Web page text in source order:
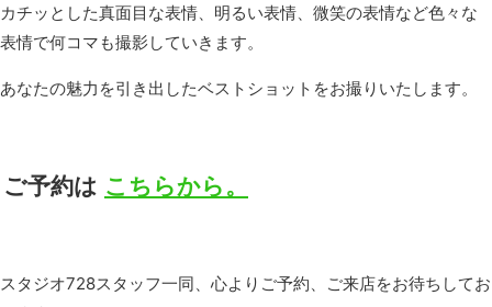
カチッとした真面目な表情、明るい表情、微笑の表情など色々な
表情で何コマも撮影していきます。
あなたの魅力を引き出したベストショットをお撮りいたします。
ご予約は こちらから。
スタジオ728スタッフ一同、心よりご予約、ご来店をお待ちしてお